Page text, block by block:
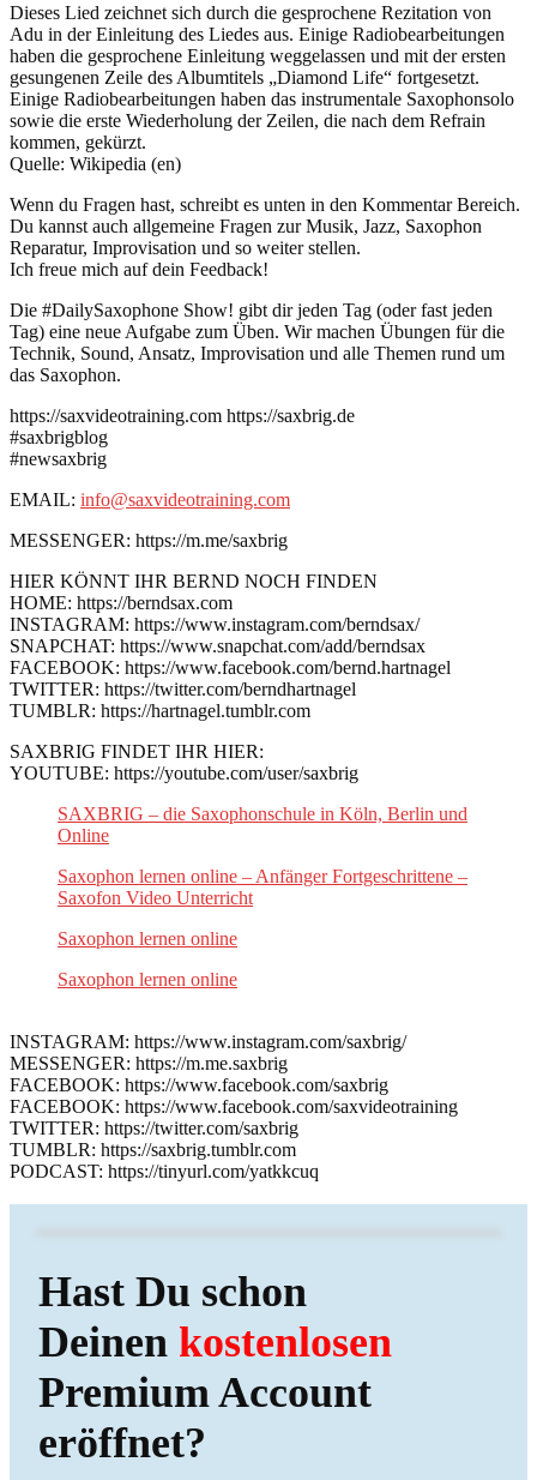
Dieses Lied zeichnet sich durch die gesprochene Rezitation von
Adu in der Einleitung des Liedes aus. Einige Radiobearbeitungen
haben die gesprochene Einleitung weggelassen und mit der ersten
gesungenen Zeile des Albumtitels „Diamond Life“ fortgesetzt.
Einige Radiobearbeitungen haben das instrumentale Saxophonsolo
sowie die erste Wiederholung der Zeilen, die nach dem Refrain
kommen, gekürzt.
Quelle: Wikipedia (en)
Wenn du Fragen hast, schreibt es unten in den Kommentar Bereich.
Du kannst auch allgemeine Fragen zur Musik, Jazz, Saxophon
Reparatur, Improvisation und so weiter stellen.
Ich freue mich auf dein Feedback!
Die #DailySaxophone Show! gibt dir jeden Tag (oder fast jeden
Tag) eine neue Aufgabe zum Üben. Wir machen Übungen für die
Technik, Sound, Ansatz, Improvisation und alle Themen rund um
das Saxophon.
https://saxvideotraining.com https://saxbrig.de
#saxbrigblog
#newsaxbrig
EMAIL: info@saxvideotraining.com
MESSENGER: https://m.me/saxbrig
HIER KÖNNT IHR BERND NOCH FINDEN
HOME: https://berndsax.com
INSTAGRAM: https://www.instagram.com/berndsax/
SNAPCHAT: https://www.snapchat.com/add/berndsax
FACEBOOK: https://www.facebook.com/bernd.hartnagel
TWITTER: https://twitter.com/berndhartnagel
TUMBLR: https://hartnagel.tumblr.com
SAXBRIG FINDET IHR HIER:
YOUTUBE: https://youtube.com/user/saxbrig
SAXBRIG – die Saxophonschule in Köln, Berlin und
Online
Saxophon lernen online – Anfänger Fortgeschrittene –
Saxofon Video Unterricht
Saxophon lernen online
Saxophon lernen online
INSTAGRAM: https://www.instagram.com/saxbrig/
MESSENGER: https://m.me.saxbrig
FACEBOOK: https://www.facebook.com/saxbrig
FACEBOOK: https://www.facebook.com/saxvideotraining
TWITTER: https://twitter.com/saxbrig
TUMBLR: https://saxbrig.tumblr.com
PODCAST: https://tinyurl.com/yatkkcuq
Hast Du schon
Deinen kostenlosen
Premium Account
eröffnet?